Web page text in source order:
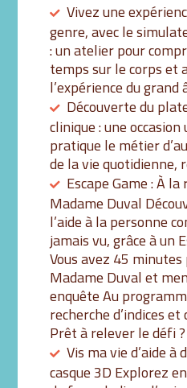
Vivez une
genre, avec le
: un atelier pour
temps sur le corps et
l’expérience du grand
Découverte du
clinique : une
pratique le métier
de la vie
Escape Game : À
Madame Duval
l’aide à la personne
jamais vu, grâce à un
Vous avez 45
Madame Duval et
enquête Au
recherche d’indices
Prêt à relever le défi ?
Vis ma vie d’aide à
casque 3D Explorez